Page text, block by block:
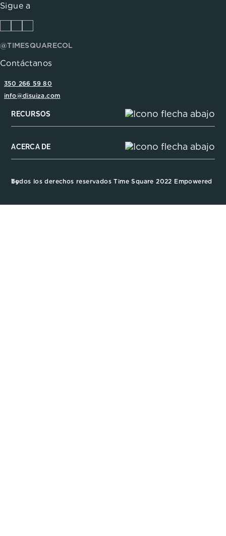
Sigue a
@TIMESQUARECOL
Contáctanos
350 266 59 80
info@disuiza.com
RECURSOS
ACERCA DE
Todos los derechos reservados Time Square 2022 Empowered by